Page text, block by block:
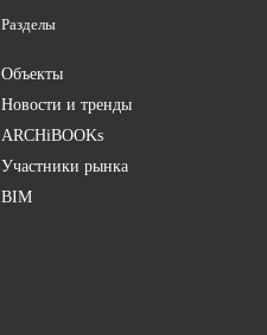
Разделы
Объекты
Новости и тренды
ARCHiBOOKs
Участники рынка
BIM